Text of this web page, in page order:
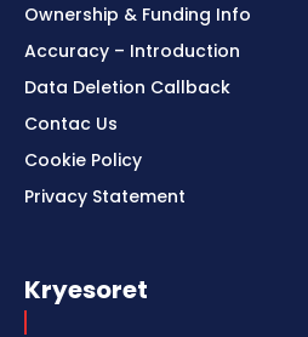
Ownership & Funding Info
Accuracy – Introduction
Data Deletion Callback
Contac Us
Cookie Policy
Privacy Statement
Kryesoret